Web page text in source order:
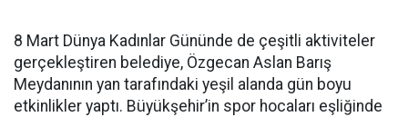
8 Mart Dünya Kadınlar Gününde de çeşitli aktiviteler
gerçekleştiren belediye, Özgecan Aslan Barış
Meydanının yan tarafındaki yeşil alanda gün boyu
etkinlikler yaptı. Büyükşehir’in spor hocaları eşliğinde